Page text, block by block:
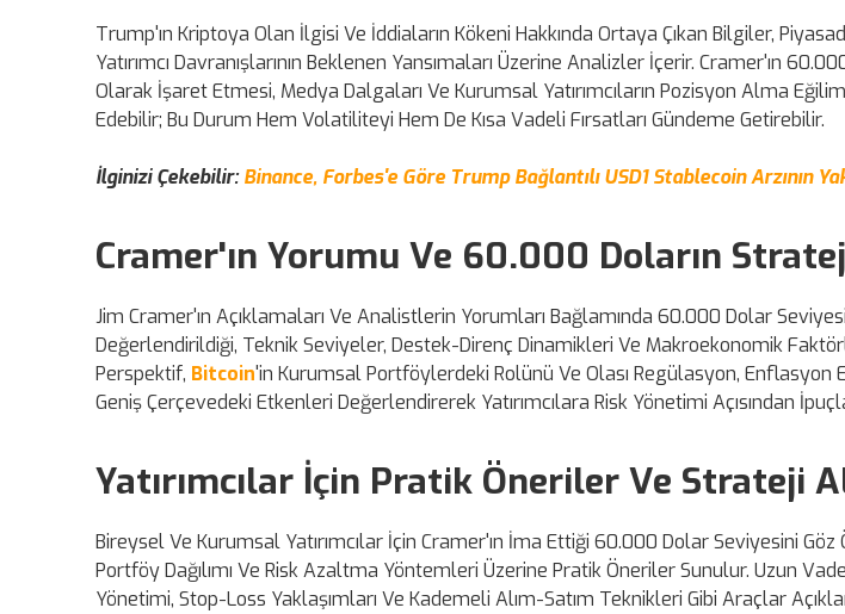
Trump'ın Kriptoya Olan İlgisi Ve İddiaların Kökeni Hakkında Ortaya Çıkan Bilgiler,
Yatırımcı Davranışlarının Beklenen Yansımaları Üzerine Analizler İçerir. Cramer'ın
Olarak İşaret Etmesi, Medya Dalgaları Ve Kurumsal Yatırımcıların Pozisyon Alma
Edebilir; Bu Durum Hem Volatiliteyi Hem De Kısa Vadeli Fırsatları Gündeme Getirebilir.
İlginizi Çekebilir:Binance, Forbes'e Göre Trump Bağlantılı USD1 Stablecoin Arzının
Cramer'ın Yorumu Ve 60.000 Doların
Jim Cramer'ın Açıklamaları Ve Analistlerin Yorumları Bağlamında 60.000 Dolar
Değerlendirildiği, Teknik Seviyeler, Destek-Direnç Dinamikleri Ve Makroekonomik
Perspektif, Bitcoin'in Kurumsal Portföylerdeki Rolünü Ve Olası Regülasyon, Enflasyon
Geniş Çerçevedeki Etkenleri Değerlendirerek Yatırımcılara Risk Yönetimi Açısından
Yatırımcılar İçin Pratik Öneriler Ve Strateji
Bireysel Ve Kurumsal Yatırımcılar İçin Cramer'ın İma Ettiği 60.000 Dolar Seviyesini
Portföy Dağılımı Ve Risk Azaltma Yöntemleri Üzerine Pratik Öneriler Sunulur. Uzun
Yönetimi, Stop-Loss Yaklaşımları Ve Kademeli Alım-Satım Teknikleri Gibi Araçlar